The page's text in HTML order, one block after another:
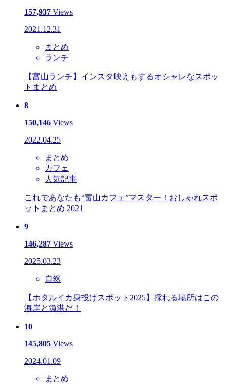
157,937 Views
2021.12.31
まとめ
ランチ
【富山ランチ】インスタ映えもするオシャレなスポッ
トまとめ
8
150,146 Views
2022.04.25
まとめ
カフェ
人気記事
これであなたも“富山カフェ”マスター！おしゃれスポ
ットまとめ 2021
9
146,287 Views
2025.03.23
自然
【ホタルイカ身投げスポット2025】採れる場所はこの
海岸と漁港だ！
10
145,805 Views
2024.01.09
まとめ